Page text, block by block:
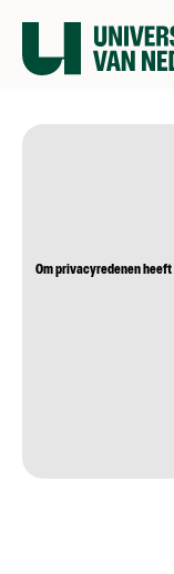
Om privacyredenen heeft